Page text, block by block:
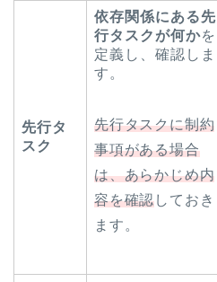
先行タ
スク
依存関係にある先
行タスクが何かを
定義し、確認しま
す。
先行タスクに制約
事項がある場合
は、あらかじめ内
容を確認しておき
ます。